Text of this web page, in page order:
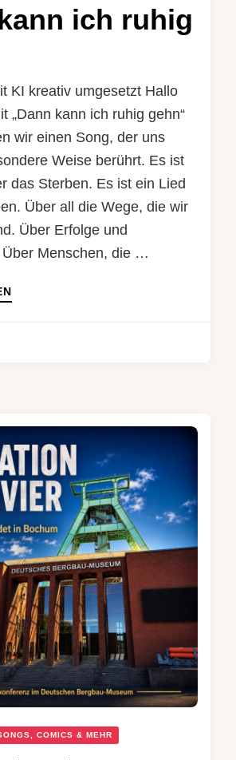
ich ruhig
KI kreativ umgesetzt Hallo
„Dann kann ich ruhig gehn“
wir einen Song, der uns
Weise berührt. Es ist
das Sterben. Es ist ein Lied
Über all die Wege, die wir
Über Erfolge und
Über Menschen, die …
COMICS & MEHR